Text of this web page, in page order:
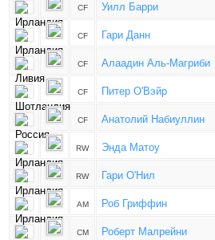
CF Уилл Барри
CF Гари Данн
CF Алаадин Аль-Магриби
CF Питер О'Вэйр
CF Анатолий Набиуллин
RW Энда Матоу
RW Гари О'Нил
AM Роб Гриффин
CM Роберт Малрейни